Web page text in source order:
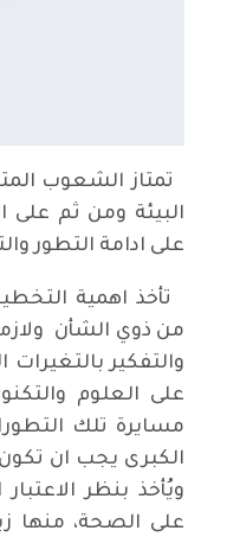
تمتاز الشعوب
البيئة ومن ثم على
على ادامة التطور
تأخذ اهمية
من ذوي الشأن
والتفكير
على العلوم
مسايرة تلك
الكبرى يجب ان
ويُأخذ بنظر
على الصحة، منها